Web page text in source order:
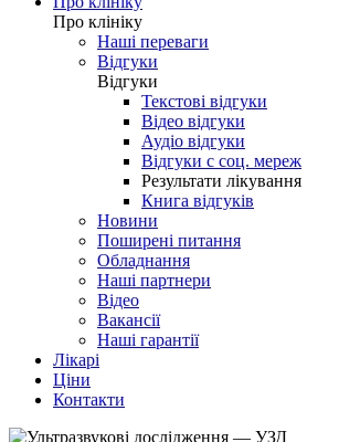
Про клініку
Наші переваги
Відгуки
Відгуки
Текстові відгуки
Відео відгуки
Аудіо відгуки
Відгуки с соц. мереж
Результати лікування
Книга відгуків
Новини
Поширені питання
Обладнання
Наші партнери
Відео
Вакансії
Наші гарантії
Лікарі
Ціни
Контакти